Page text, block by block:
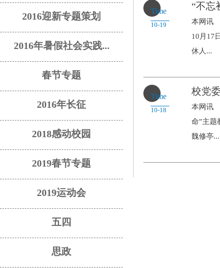
2016迎新专题策划
2016年暑假社会实践...
春节专题
2016年长征
2018感动校园
2019春节专题
2019运动会
五四
思政
Time
10-19
“不忘
本网讯
10月17
休人...
Time
10-18
校党
本网讯
命”主题
魏修亭...